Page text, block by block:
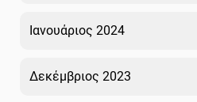
Ιανουάριος 2024
Δεκέμβριος 2023